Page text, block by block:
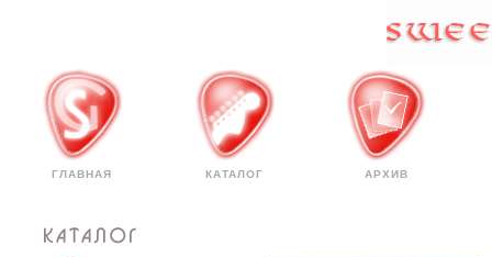
ГЛАВНАЯ КАТАЛОГ АРХИВ